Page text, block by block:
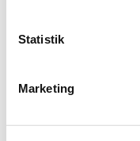
Statistik
Marketing
Type
Branche